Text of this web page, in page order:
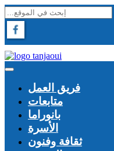
فريق العمل
متابعات
بانوراما
الأسرة
ثقافة وفنون